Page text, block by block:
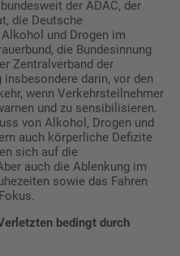
der ADAC, der
die Deutsche
und Drogen im
die Bundesinnung
Zentralverband der
darin, vor den
wenn Verkehrsteilnehmer
und zu sensibilisieren.
von Alkohol, Drogen und
auch körperliche Defizite
sich auf die
auch die Ablenkung im
sowie das Fahren
bedingt durch